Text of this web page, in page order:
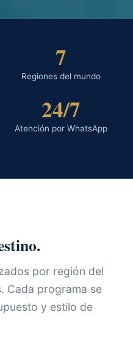
7
Regiones del mundo
24/7
Atención por WhatsApp
por región del
Cada programa se
y estilo de